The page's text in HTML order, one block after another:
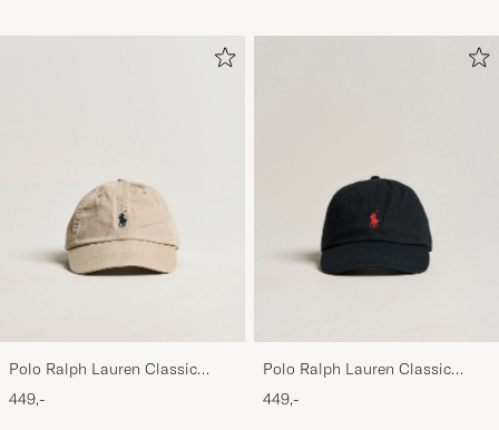
Polo Ralph Lauren Classic
Sports Cap Beige
449,-
Polo Ralph Lauren Classic
Sports Cap Black
449,-